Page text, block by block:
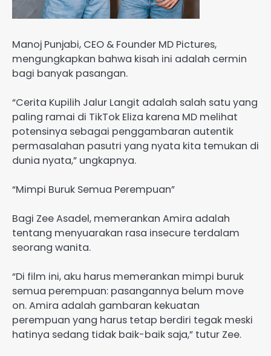
Manoj Punjabi, CEO & Founder MD Pictures,
mengungkapkan bahwa kisah ini adalah cermin
bagi banyak pasangan.
“Cerita Kupilih Jalur Langit adalah salah satu yang
paling ramai di TikTok Eliza karena MD melihat
potensinya sebagai penggambaran autentik
permasalahan pasutri yang nyata kita temukan di
dunia nyata,” ungkapnya.
“Mimpi Buruk Semua Perempuan”
Bagi Zee Asadel, memerankan Amira adalah
tentang menyuarakan rasa insecure terdalam
seorang wanita.
“Di film ini, aku harus memerankan mimpi buruk
semua perempuan: pasangannya belum move
on. Amira adalah gambaran kekuatan
perempuan yang harus tetap berdiri tegak meski
hatinya sedang tidak baik-baik saja,” tutur Zee.